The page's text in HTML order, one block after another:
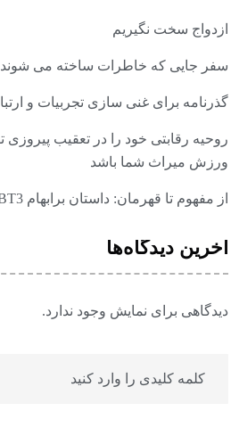
ازدواج سخت نگیریم
سفر جایی که خاطرات ساخته می شوند و
گذرنامه برای غنی سازی تجربیات و
روحیه رقابتی خود را در تعقیب پیروزی
ورزش میراث شما باشد
از مفهوم تا قهرمان: داستان برابهام BT3
آخرین دیدگاه‌ها
دیدگاهی برای نمایش وجود ندارد.